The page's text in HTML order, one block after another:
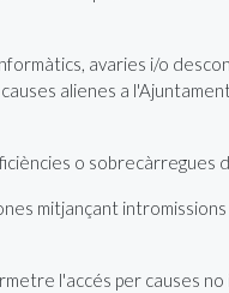
avaries i/o
alienes a
o
mitjançant
l'accés per causes